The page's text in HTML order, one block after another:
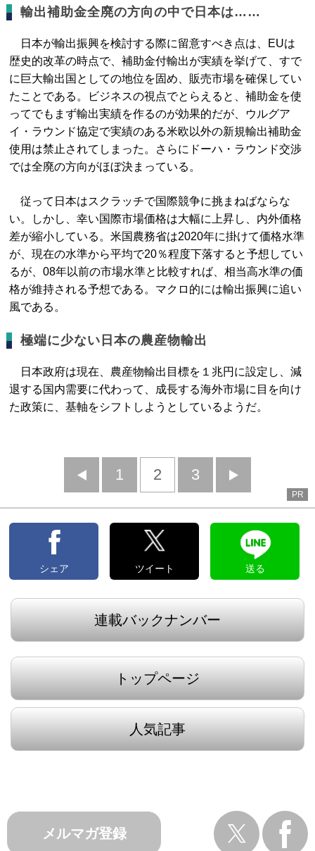
輸出補助金全廃の方向の中で日本は……
日本が輸出振興を検討する際に留意すべき点は、EUは
歴史的改革の時点で、補助金付輸出が実績を挙げて、すで
に巨大輸出国としての地位を固め、販売市場を確保してい
たことである。ビジネスの視点でとらえると、補助金を使
ってでもまず輸出実績を作るのが効果的だが、ウルグア
イ・ラウンド協定で実績のある米欧以外の新規輸出補助金
使用は禁止されてしまった。さらにドーハ・ラウンド交渉
では全廃の方向がほぼ決まっている。
従って日本はスクラッチで国際競争に挑まねばならな
い。しかし、幸い国際市場価格は大幅に上昇し、内外価格
差が縮小している。米国農務省は2020年に掛けて価格水準
が、現在の水準から平均で20％程度下落すると予想してい
るが、08年以前の市場水準と比較すれば、相当高水準の価
格が維持される予想である。マクロ的には輸出振興に追い
風である。
極端に少ない日本の農産物輸出
日本政府は現在、農産物輸出目標を１兆円に設定し、減
退する国内需要に代わって、成長する海外市場に目を向け
た政策に、基軸をシフトしようとしているようだ。
前
へ
1 2 3
へ
PR
シェア ツイート 送る
連載バックナンバー
トップページ
人気記事
メルマガ登録